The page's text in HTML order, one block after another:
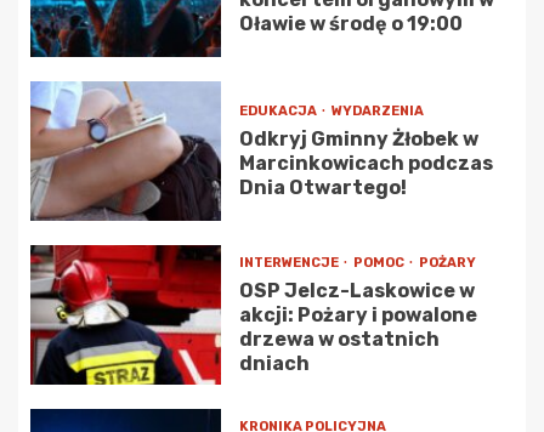
Oławie w środę o 19:00
EDUKACJA WYDARZENIA
Odkryj Gminny Żłobek w
Marcinkowicach podczas
Dnia Otwartego!
INTERWENCJE POMOC POŻARY
OSP Jelcz-Laskowice w
akcji: Pożary i powalone
drzewa w ostatnich
dniach
KRONIKA POLICYJNA